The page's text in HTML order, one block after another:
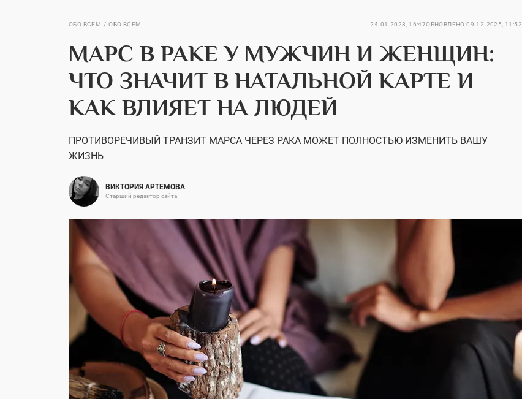
ОБО ВСЕМ ОБО ВСЕМ 24.01.2023, 16:47ОБНОВЛЕНО 09.12.2025, 11:52
МАРС В РАКЕ У МУЖЧИН И ЖЕНЩИН:
ЧТО ЗНАЧИТ В НАТАЛЬНОЙ КАРТЕ И
КАК ВЛИЯЕТ НА ЛЮДЕЙ
ПРОТИВОРЕЧИВЫЙ ТРАНЗИТ МАРСА ЧЕРЕЗ РАКА МОЖЕТ ПОЛНОСТЬЮ ИЗМЕНИТЬ ВАШУ
ЖИЗНЬ
ВИКТОРИЯ АРТЕМОВА
Старший редактор сайта